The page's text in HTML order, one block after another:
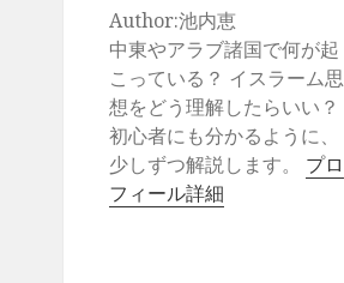
Author:池内恵
中東やアラブ諸国で何が起
こっている？ イスラーム思
想をどう理解したらいい？
初心者にも分かるように、
少しずつ解説します。 プロ
フィール詳細